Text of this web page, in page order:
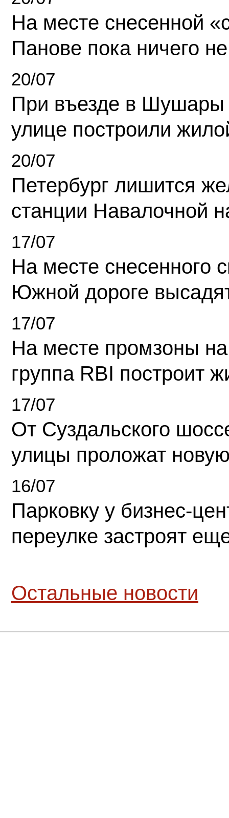
На месте снесенной
Панове пока ничего
20/07
При въезде в Шушары
улице построили
20/07
Петербург лишится
станции Навалочной
17/07
На месте снесенного
Южной дороге
17/07
На месте промзоны
группа RBI построит
17/07
От Суздальского
улицы проложат
16/07
Парковку у бизнес-
переулке застроят
Остальные новости